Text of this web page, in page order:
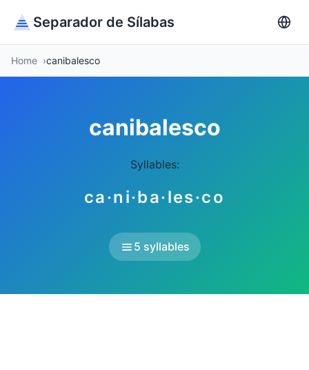
Separador de Sílabas
Home canibalesco
canibalesco
Syllables:
ca·ni·ba·les·co
5 syllables